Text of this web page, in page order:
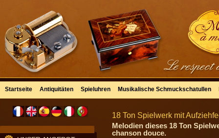
Startseite Antiquitäten Spieluhren Musikalische Schmuckschatullen
18 Ton Spielwerk mit
Melodien dieses 18 Ton
chanson douce.